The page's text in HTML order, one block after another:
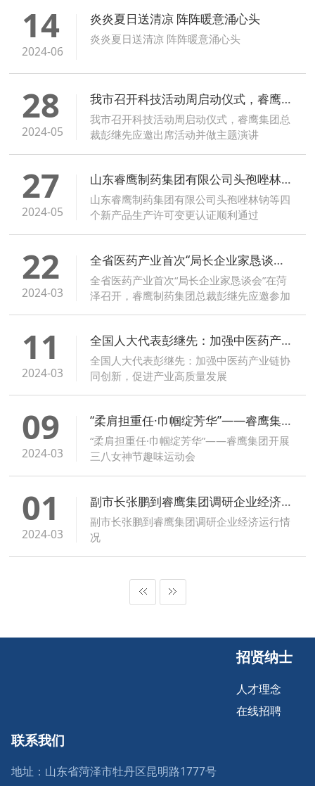
14
2024-06
炎炎夏日送清凉 阵阵暖意涌心头
炎炎夏日送清凉 阵阵暖意涌心头
28
2024-05
我市召开科技活动周启动仪式，睿鹰集团总裁彭继先应邀出席活动并做主题演讲
我市召开科技活动周启动仪式，睿鹰集团总
裁彭继先应邀出席活动并做主题演讲
27
2024-05
山东睿鹰制药集团有限公司头孢唑林钠等四个新产品生产许可变更认证顺利通过
山东睿鹰制药集团有限公司头孢唑林钠等四
个新产品生产许可变更认证顺利通过
22
2024-03
全省医药产业首次“局长企业家恳谈会”在菏泽召开，睿鹰制药集团总裁彭继先应邀参加会议
全省医药产业首次“局长企业家恳谈会”在菏
泽召开，睿鹰制药集团总裁彭继先应邀参加
11
2024-03
全国人大代表彭继先：加强中医药产业链协同创新，促进产业高质量发展
全国人大代表彭继先：加强中医药产业链协
同创新，促进产业高质量发展
09
2024-03
“柔肩担重任·巾帼绽芳华”——睿鹰集团开展三八女神节趣味运动会
“柔肩担重任·巾帼绽芳华”——睿鹰集团开展
三八女神节趣味运动会
01
2024-03
副市长张鹏到睿鹰集团调研企业经济运行情况
副市长张鹏到睿鹰集团调研企业经济运行情
况
招贤纳士
人才理念
在线招聘
联系我们
地址：山东省菏泽市牡丹区昆明路1777号